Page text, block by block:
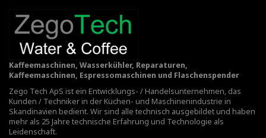
Kaffeemaschinen, Wasserkühler, Reparaturen,
Kaffeemaschinen, Espressomaschinen und Flaschenspender
Zego Tech ApS ist ein Entwicklungs- / Handelsunternehmen, das
Kunden / Techniker in der Küchen- und Maschinenindustrie in
Skandinavien bedient. Wir sind alle technisch ausgebildet und haben
mehr als 25 Jahre technische Erfahrung und Technologie als
Leidenschaft.